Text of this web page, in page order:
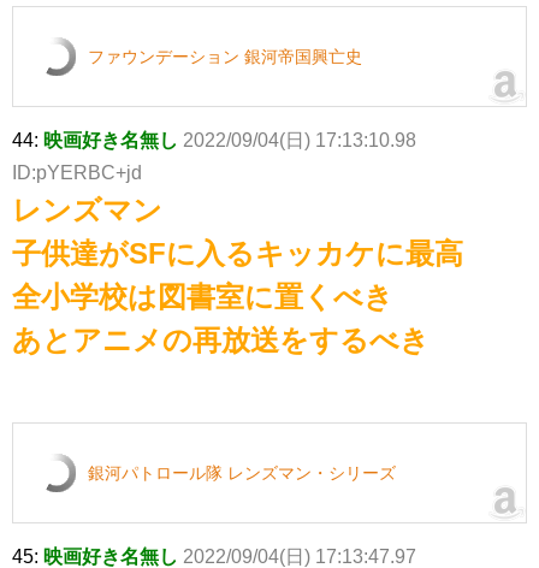
ファウンデーション 銀河帝国興亡史
44: 映画好き名無し 2022/09/04(日) 17:13:10.98
ID:pYERBC+jd
レンズマン
子供達がSFに入るキッカケに最高
全小学校は図書室に置くべき
あとアニメの再放送をするべき
銀河パトロール隊 レンズマン・シリーズ
45: 映画好き名無し 2022/09/04(日) 17:13:47.97